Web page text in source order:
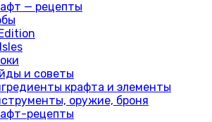
— рецепты
и советы
крафта и элементы
оружие, броня
рецепты